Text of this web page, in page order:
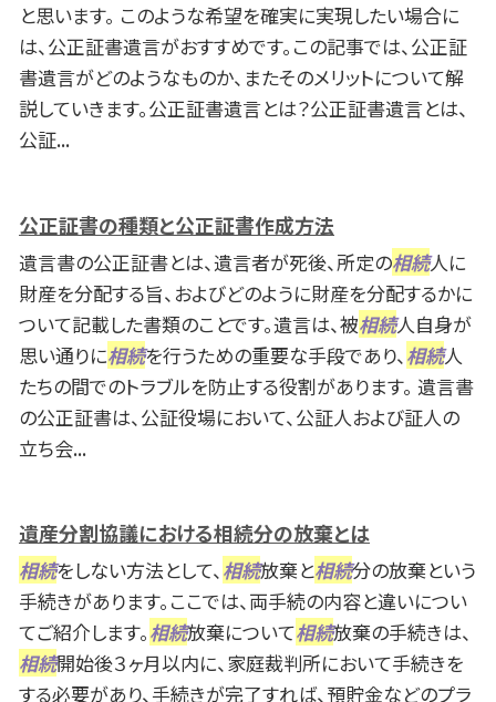
と思います。 このような希望を確実に実現したい場合に
は、公正証書遺言がおすすめです。この記事では、公正証
書遺言がどのようなものか、またそのメリットについて解
説していきます。公正証書遺言とは？公正証書遺言とは、
公証...
公正証書の種類と公正証書作成方法
遺言書の公正証書とは、遺言者が死後、所定の相続人に
財産を分配する旨、およびどのように財産を分配するかに
ついて記載した書類のことです。遺言は、被相続人自身が
思い通りに相続を行うための重要な手段であり、 相続人
たちの間でのトラブルを防止する役割があります。 遺言書
の公正証書は、公証役場において、公証人および証人の
立ち会...
遺産分割協議における相続分の放棄とは
相続をしない方法として、相続放棄と相続分の放棄という
手続きがあります。ここでは、両手続の内容と違いについ
てご紹介します。相続放棄について相続放棄の手続きは、
相続開始後３ヶ月以内に、家庭裁判所において手続きを
する必要があり、手続きが完了すれば、預貯金などのプラ